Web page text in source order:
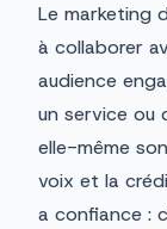
Le marketing
à collaborer
audience
un service ou
elle-même
voix et la
a confiance :